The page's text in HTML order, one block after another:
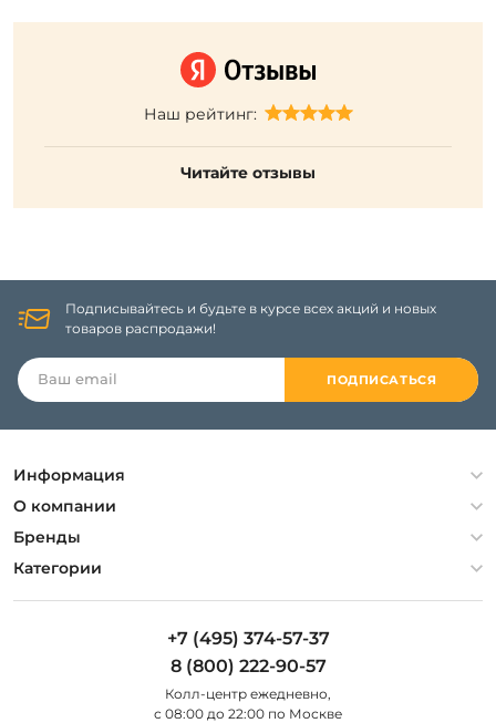
Наш рейтинг:
Читайте отзывы
Подписывайтесь и будьте в курсе всех акций и новых
товаров распродажи!
ПОДПИСАТЬСЯ
Информация
Политика конфиденциальности
Гарантия
Оплата и доставка
О компании
О компании
Контакты
Бренды
Artelamp
Категории
Люстры
Уличные светильники
+7 (495) 374-57-37
8 (800) 222-90-57
Колл-центр eжедневно,
с 08:00 до 22:00 по Москве